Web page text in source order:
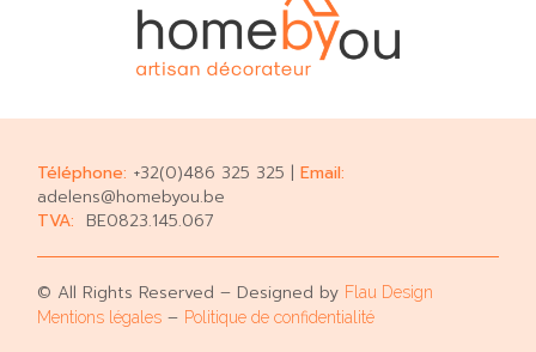
Téléphone: +32(0)486 325 325 |Email:
adelens@homebyou.be
TVA: BE0823.145.067
© All Rights Reserved – Designed by Flau Design
Mentions légales – Politique de confidentialité